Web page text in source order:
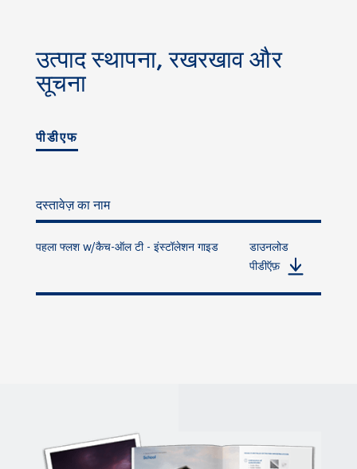
उत्पाद स्थापना, रखरखाव और
सूचना
पीडीएफ
दस्तावेज़ का नाम
पहला फ्लश w/कैच-ऑल टी - इंस्टॉलेशन गाइड
डाउनलोड
पीडीऍफ़